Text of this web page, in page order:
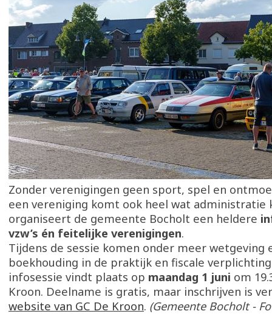
Zonder verenigingen geen sport, spel en
een vereniging komt ook heel wat administratie
organiseert de gemeente Bocholt een heldere
vzw’s én feitelijke verenigingen.
Tijdens de sessie komen onder meer wetgeving
boekhouding in de praktijk en fiscale
infosessie vindt plaats op maandag 1 juni om
Kroon. Deelname is gratis, maar inschrijven is
website van GC De Kroon. (Gemeente Bocholt -